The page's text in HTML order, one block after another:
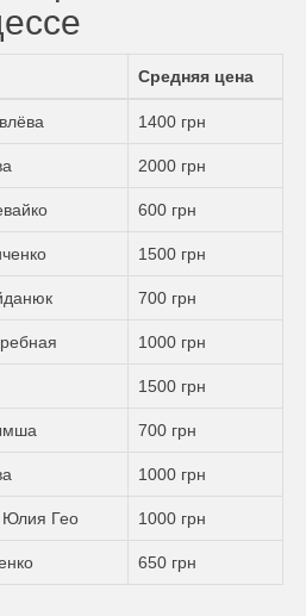
Средняя цена
1400 грн
2000 грн
600 грн
1500 грн
700 грн
1000 грн
1500 грн
700 грн
1000 грн
Юлия Гео 1000 грн
650 грн